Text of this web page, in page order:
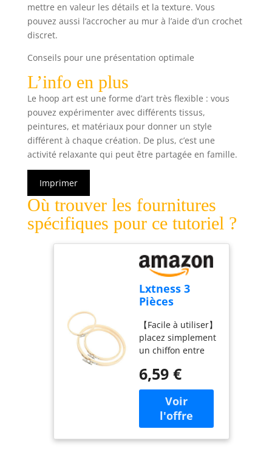
mettre en valeur les détails et la texture. Vous
pouvez aussi l’accrocher au mur à l’aide d’un crochet
discret.
Conseils pour une présentation optimale
L’info en plus
Le hoop art est une forme d’art très flexible : vous
pouvez expérimenter avec différents tissus,
peintures, et matériaux pour donner un style
différent à chaque création. De plus, c’est une
activité relaxante qui peut être partagée en famille.
Imprimer
Où trouver les fournitures
spécifiques pour ce tutoriel ?
Lxtness 3
Pièces
broder en
bambou de
tailles
différentes
【Facile à utiliser】
placez simplement
un chiffon entre
intérieurs et
extérieurs ; il fera
une plate-forme de
travail pour la
couture à l'aiguille,
la couture, la
6,59 €